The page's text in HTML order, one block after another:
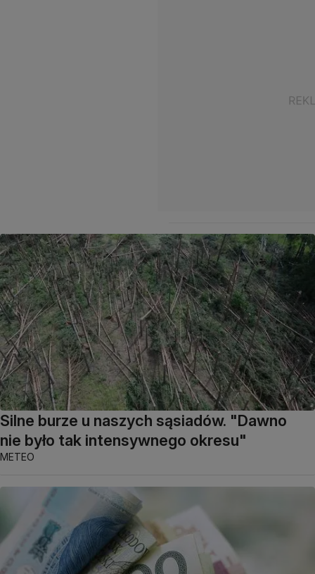
Silne burze u naszych sąsiadów. "Dawno
nie było tak intensywnego okresu"
METEO